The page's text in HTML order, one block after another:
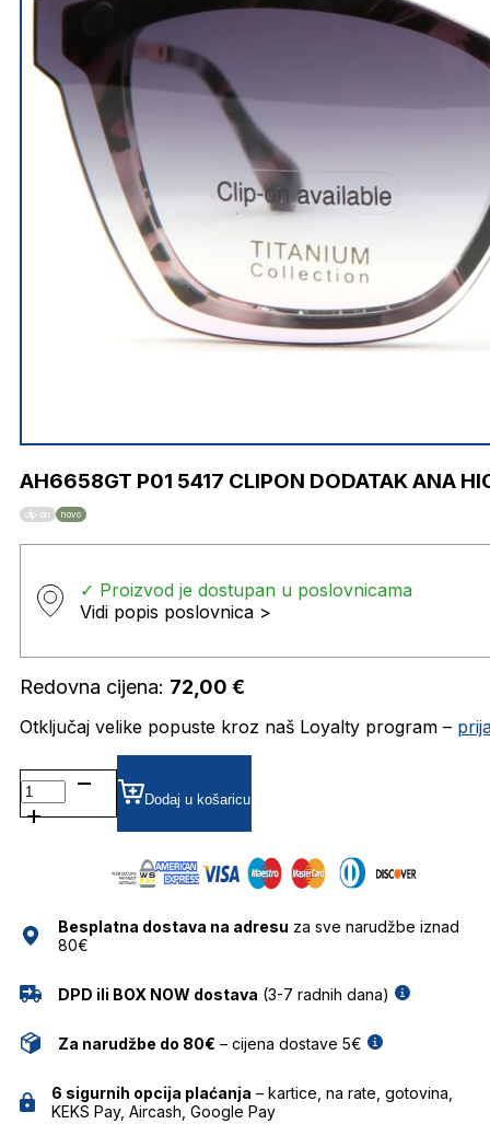
AH6658GT P01 5417 CLIPON DODATAK ANA
clip-on novo
✓ Proizvod je dostupan u poslovnicama
Vidi popis poslovnica >
Redovna cijena: 72,00 €
Otključaj velike popuste kroz naš Loyalty program –
AH6658GT
P01
5417
količina
Dodaj u košaricu
Besplatna dostava na adresu za sve narudžbe iznad
80€
DPD ili BOX NOW dostava (3-7 radnih dana)
Za narudžbe do 80€ – cijena dostave 5€
6 sigurnih opcija plaćanja – kartice, na rate, gotovina,
KEKS Pay, Aircash, Google Pay